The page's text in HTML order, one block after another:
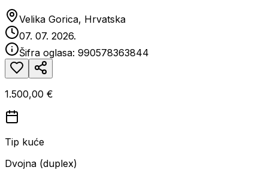
Velika Gorica, Hrvatska
07. 07. 2026.
Šifra oglasa: 990578363844
1.500,00 €
Tip kuće
Dvojna (duplex)